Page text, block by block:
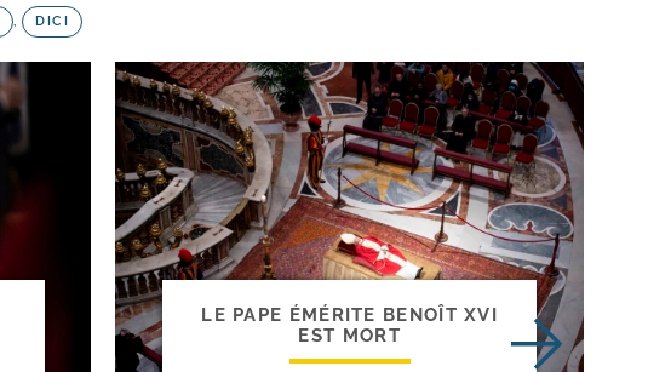
, DICI
LE PAPE ÉMÉRITE BENOÎT XVI
EST MORT